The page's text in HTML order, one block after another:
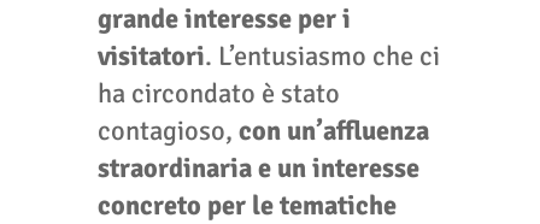
grande interesse per i
visitatori. L’entusiasmo che ci
ha circondato è stato
contagioso, con un’affluenza
straordinaria e un interesse
concreto per le tematiche